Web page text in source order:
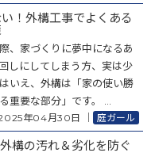
！外構工事でよくある
、家づくりに夢中になるあ
しにしてしまう方、実は少
いえ、外構は「家の使い勝
重要な部分」です。 ...
年04月30日 庭ガール
構の汚れ＆劣化を防ぐ